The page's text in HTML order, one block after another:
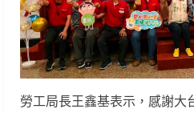
勞工局長王鑫基表示，感謝大